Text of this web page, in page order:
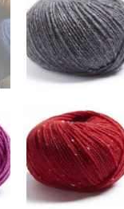
33 Carmin
54 Denim